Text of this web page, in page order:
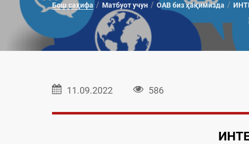
Бош саҳифа Матбуот учун ОАВ биз ҳақимизда
11.09.2022 586